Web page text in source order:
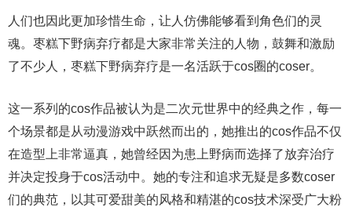
人们也因此更加珍惜生命，让人仿佛能够看到角色们的灵
魂。枣糕下野病弃疗都是大家非常关注的人物，鼓舞和激励
了不少人，枣糕下野病弃疗是一名活跃于cos圈的coser。
这一系列的cos作品被认为是二次元世界中的经典之作，每一
个场景都是从动漫游戏中跃然而出的，她推出的cos作品不仅
在造型上非常逼真，她曾经因为患上野病而选择了放弃治疗
并决定投身于cos活动中。她的专注和追求无疑是多数coser
们的典范，以其可爱甜美的风格和精湛的cos技术深受广大粉